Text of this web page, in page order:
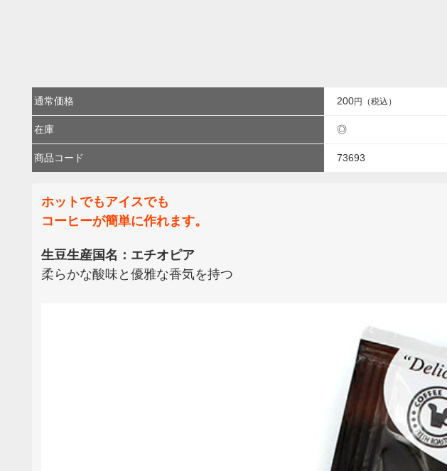
通常価格 200円（税込）
在庫 ◎
商品コード 73693
ホットでもアイスでも
コーヒーが簡単に作れます。
生豆生産国名：エチオピア
柔らかな酸味と優雅な香気を持つ